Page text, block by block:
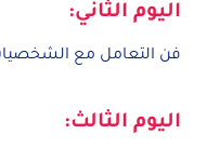
اليوم الثاني:
فن التعامل مع الشخصيات
اليوم الثالث: